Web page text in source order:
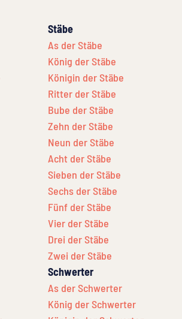
Stäbe
As der Stäbe
König der Stäbe
Königin der Stäbe
Ritter der Stäbe
Bube der Stäbe
Zehn der Stäbe
Neun der Stäbe
Acht der Stäbe
Sieben der Stäbe
Sechs der Stäbe
Fünf der Stäbe
Vier der Stäbe
Drei der Stäbe
Zwei der Stäbe
Schwerter
As der Schwerter
König der Schwerter